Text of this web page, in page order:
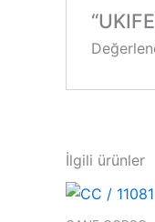
İlgili ürünler